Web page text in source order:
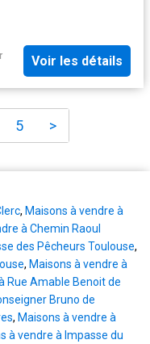
Voir les détails
5 >
, Maisons à vendre à
à Chemin Raoul
des Pêcheurs Toulouse,
, Maisons à vendre à
Rue Amable Benoit de
Bruno de
, Maisons à vendre à
à vendre à Impasse du